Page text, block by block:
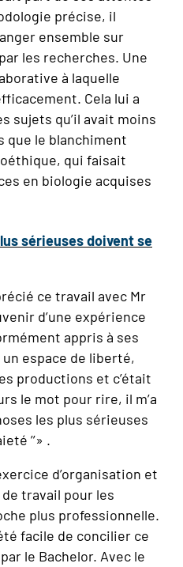
précise, il
ensemble sur
les recherches. Une
à laquelle
Cela lui a
sujets qu’il avait moins
que le blanchiment
qui faisait
en biologie acquises
sérieuses doivent se
ce travail avec Mr
d’une expérience
appris à ses
espace de liberté,
productions et c’était
le mot pour rire, il m’a
les plus sérieuses
’’» .
d’organisation et
travail pour les
plus professionnelle.
facile de concilier ce
le Bachelor. Avec le